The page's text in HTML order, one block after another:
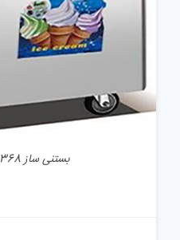
بستنی ساز ALMAS BQL368